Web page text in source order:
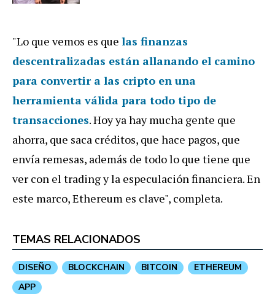
"Lo que vemos es que las finanzas
descentralizadas están allanando el camino
para convertir a las cripto en una
herramienta válida para todo tipo de
transacciones. Hoy ya hay mucha gente que
ahorra, que saca créditos, que hace pagos, que
envía remesas, además de todo lo que tiene que
ver con el trading y la especulación financiera. En
este marco, Ethereum es clave", completa.
TEMAS RELACIONADOS
DISEÑO BLOCKCHAIN BITCOIN
ETHEREUM
APP